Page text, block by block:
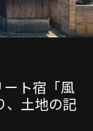
ト宿「風
、土地の記